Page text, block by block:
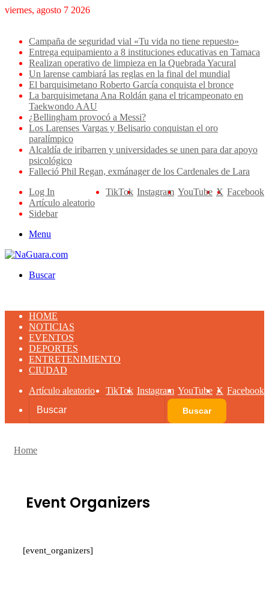
viernes, agosto 7 2026
Campaña de seguridad vial «Tu vida no tiene repuesto»
Entrega equipamiento a 8 instituciones educativas en Tamaca
Realizan operativo de limpieza en la Quebrada Yacural
Un larense cambiará las reglas en la final del mundial
El barquisimetano Roberto García conquista el bronce
La barquisimetana Ana Roldán gana el tricampeonato en
Taekwondo AAU
¿Bellingham provocó a Messi?
Los Larenses Vargas y Belisario conquistan el oro
paralímpico
Alcaldía de iribarren y universidades se unen para dar apoyo
psicológico
Falleció Phil Regan, exmánager de los Cardenales de Lara
Facebook
X
YouTube
Instagram
TikTok
Log In
Artículo aleatorio
Sidebar
Menu
Buscar
HOME
NOTICIAS
EVENTOS
DEPORTES
ENTRETENIMIENTO
CIUDAD
Facebook
X
YouTube
Instagram
TikTok
Artículo aleatorio
Buscar
Home
Event Organizers
[event_organizers]